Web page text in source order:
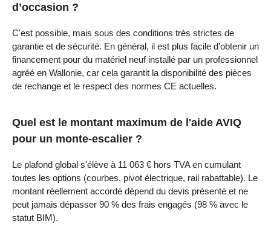
d’occasion ?
C'est possible, mais sous des conditions très strictes de
garantie et de sécurité. En général, il est plus facile d'obtenir un
financement pour du matériel neuf installé par un professionnel
agréé en Wallonie, car cela garantit la disponibilité des pièces
de rechange et le respect des normes CE actuelles.
Quel est le montant maximum de l'aide AVIQ
pour un monte-escalier ?
Le plafond global s'élève à 11 063 € hors TVA en cumulant
toutes les options (courbes, pivot électrique, rail rabattable). Le
montant réellement accordé dépend du devis présenté et ne
peut jamais dépasser 90 % des frais engagés (98 % avec le
statut BIM).